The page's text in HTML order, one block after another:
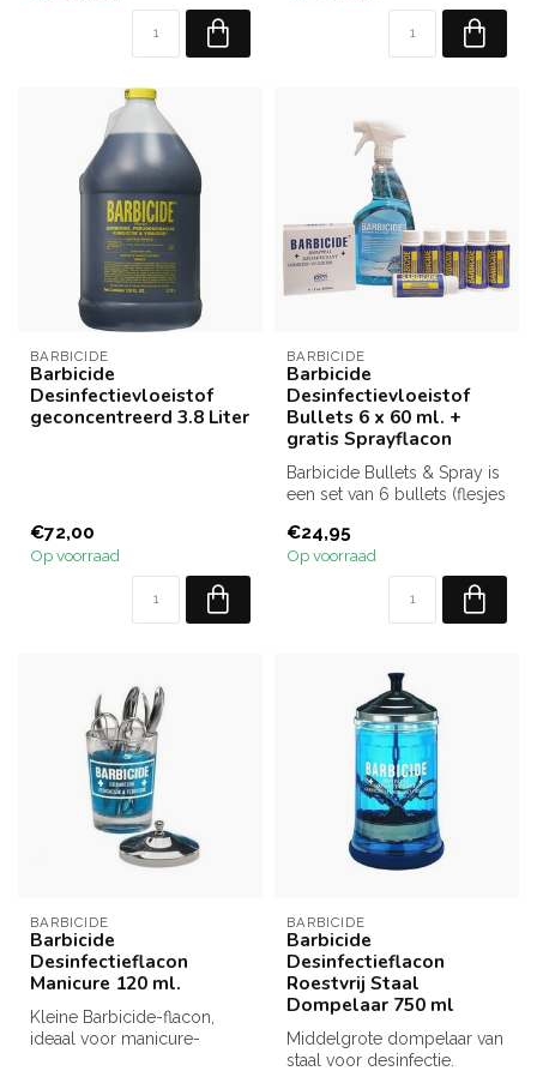
BARBICIDE
Barbicide
Desinfectievloeistof
geconcentreerd 3.8 Liter
€72,00
Op voorraad
BARBICIDE
Barbicide
Desinfectievloeistof
Bullets 6 x 60 ml. +
gratis Sprayflacon
Barbicide Bullets & Spray is
een set van 6 bullets (flesjes
€24,95
Op voorraad
BARBICIDE
Barbicide
Desinfectieflacon
Manicure 120 ml.
Kleine Barbicide-flacon,
ideaal voor manicure-
BARBICIDE
Barbicide
Desinfectieflacon
Roestvrij Staal
Dompelaar 750 ml
Middelgrote dompelaar van
staal voor desinfectie.